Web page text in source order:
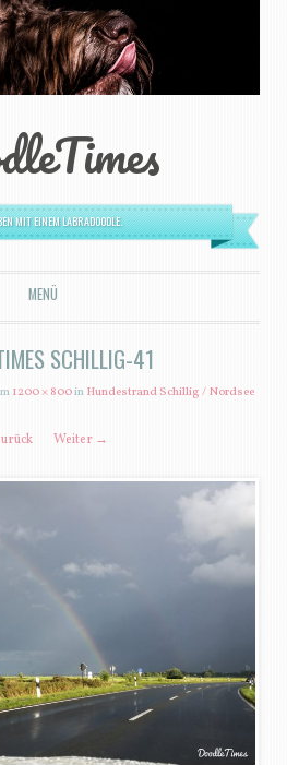
MIT EINEM LABRADOODLE.
MENÜ
SCHILLIG-41
1200 × 800inHundestrand Schillig / Nordsee
Weiter →